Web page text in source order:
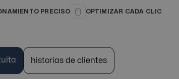
PRECISO OPTIMIZAR CADA CLIC
historias de clientes